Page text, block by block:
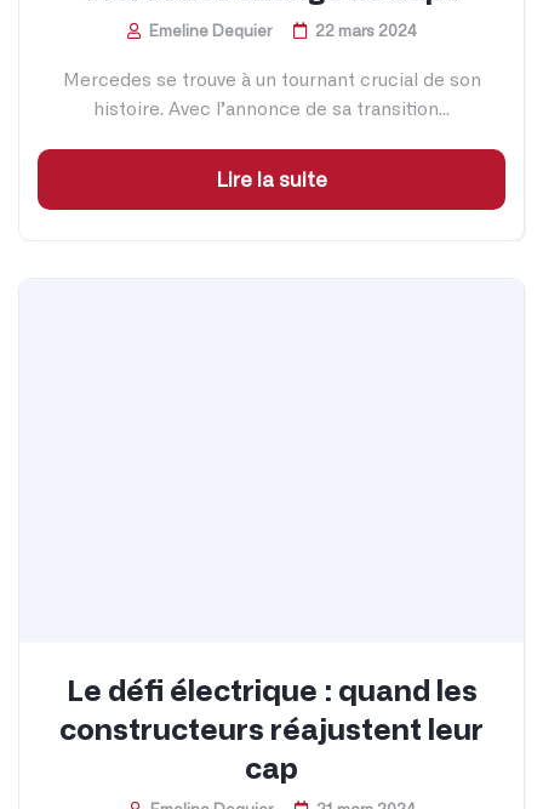
Emeline Dequier 22 mars 2024
Mercedes se trouve à un tournant crucial de son
histoire. Avec l’annonce de sa transition...
Lire la suite
Le défi électrique : quand les
constructeurs réajustent leur
cap